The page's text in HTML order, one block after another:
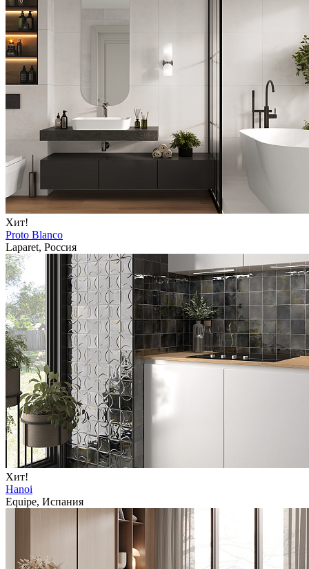
Хит!
Proto Blanco
Laparet, Россия
Хит!
Hanoi
Equipe, Испания